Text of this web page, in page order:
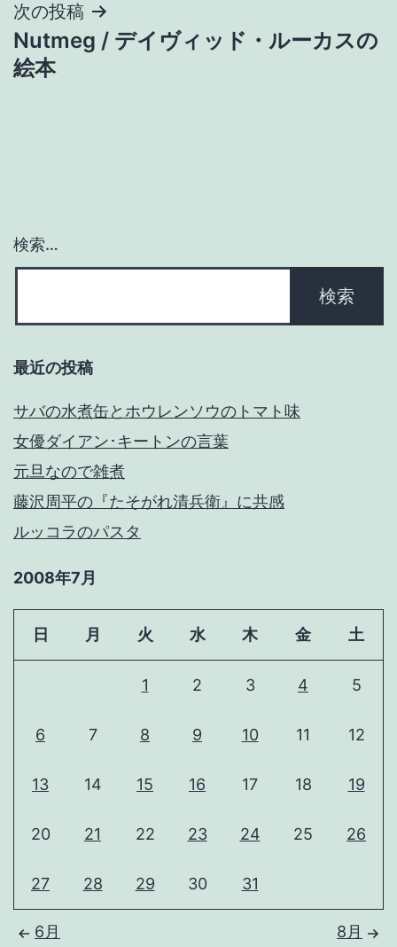
ビ
ゲ
ン
次の投稿
Nutmeg / デイヴィッド・ルーカスの
絵本
検索…
最近の投稿
サバの水煮缶とホウレンソウのトマト味
女優ダイアン･キートンの言葉
元旦なので雑煮
藤沢周平の『たそがれ清兵衛』に共感
ルッコラのパスタ
2008年7月
日 月 火 水 木 金 土
1 2 3 4 5
6 7 8 9 10 11 12
13 14 15 16 17 18 19
20 21 22 23 24 25 26
27 28 29 30 31
6月 8月